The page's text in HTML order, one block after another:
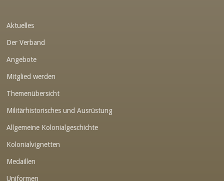
Aktuelles
Der Verband
Angebote
Mitglied werden
Themenübersicht
Militärhistorisches und Ausrüstung
Allgemeine Kolonialgeschichte
Kolonialvignetten
Medaillen
Uniformen